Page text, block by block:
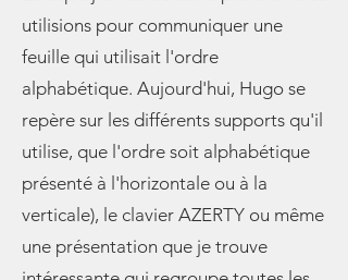
utilisions pour communiquer une
feuille qui utilisait l'ordre
alphabétique. Aujourd'hui, Hugo se
repère sur les différents supports qu'il
utilise, que l'ordre soit alphabétique
présenté à l'horizontale ou à la
verticale), le clavier AZERTY ou même
une présentation que je trouve